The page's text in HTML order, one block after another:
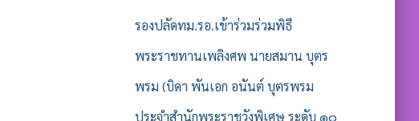
รองปลัดทม.รอ.เข้าร่วมร่วมพิธี
พระราชทานเพลิงศพ นายสมาน บุตร
พรม (บิดา พันเอก อนันต์ บุตรพรม
ประจำสำนักพระราชวังพิเศษ ระดับ ๑๐